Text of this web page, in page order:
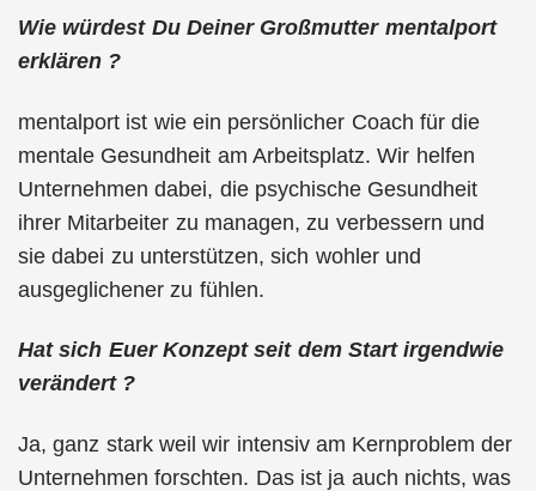
Wie würdest Du Deiner Großmutter mentalport
erklären ?
mentalport ist wie ein persönlicher Coach für die
mentale Gesundheit am Arbeitsplatz. Wir helfen
Unternehmen dabei, die psychische Gesundheit
ihrer Mitarbeiter zu managen, zu verbessern und
sie dabei zu unterstützen, sich wohler und
ausgeglichener zu fühlen.
Hat sich Euer Konzept seit dem Start irgendwie
verändert ?
Ja, ganz stark weil wir intensiv am Kernproblem der
Unternehmen forschten. Das ist ja auch nichts, was